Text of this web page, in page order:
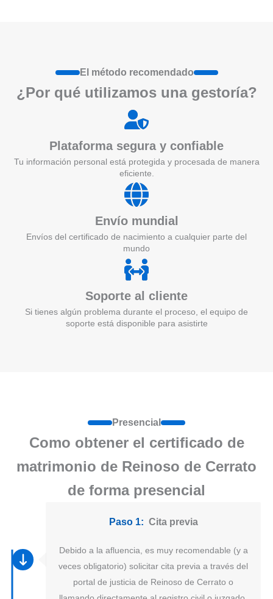
El método recomendado
¿Por qué utilizamos una gestoría?
Plataforma segura y confiable
Tu información personal está protegida y procesada de manera
eficiente.
Envío mundial
Envíos del certificado de nacimiento a cualquier parte del
mundo
Soporte al cliente
Si tienes algún problema durante el proceso, el equipo de
soporte está disponible para asistirte
Presencial
Como obtener el certificado de
matrimonio de Reinoso de Cerrato
de forma presencial
Paso 1: Cita previa
Debido a la afluencia, es muy recomendable (y a
veces obligatorio) solicitar cita previa a través del
portal de justicia de Reinoso de Cerrato o